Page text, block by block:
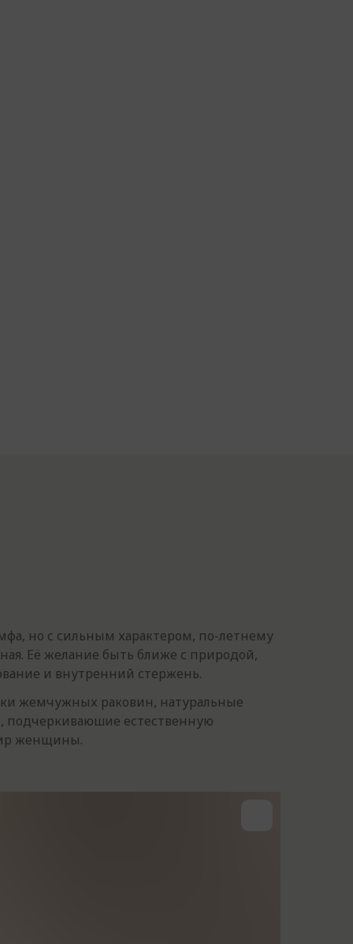
но с сильным характером, по-летнему
Её желание быть ближе с природой,
и внутренний стержень.
жемчужных раковин, натуральные
подчеркиваюшие естественную
женщины.